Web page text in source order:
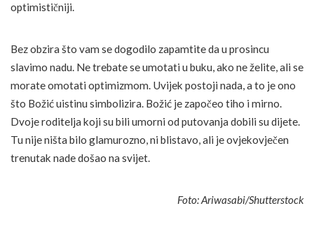
optimističniji.
Bez obzira što vam se dogodilo zapamtite da u prosincu
slavimo nadu. Ne trebate se umotati u buku, ako ne želite, ali se
morate omotati optimizmom. Uvijek postoji nada, a to je ono
što Božić uistinu simbolizira. Božić je započeo tiho i mirno.
Dvoje roditelja koji su bili umorni od putovanja dobili su dijete.
Tu nije ništa bilo glamurozno, ni blistavo, ali je ovjekovječen
trenutak nade došao na svijet.
Foto: Ariwasabi/Shutterstock